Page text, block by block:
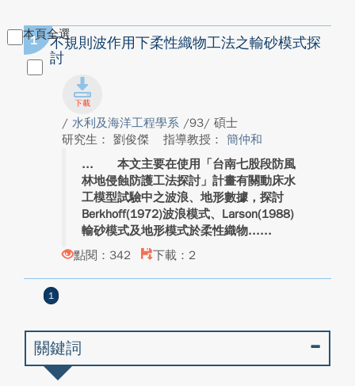
本頁全選
1
不規則波作用下柔性織物工法之輸砂模式探
討
/ 水利及海洋工程學系 /93/ 碩士
研究生： 劉俊傑
指導教授： 簡仲和
本文主要在使用「台南七股段防風
林地侵蝕防護工法探討」計畫有關動床水
工模型試驗中之波浪、地形數據，探討
Berkhoff(1972)波浪模式、Larson(1988)
輸砂模式及地形模式於柔性織物...
點閱：342
下載：2
1
關鍵詞